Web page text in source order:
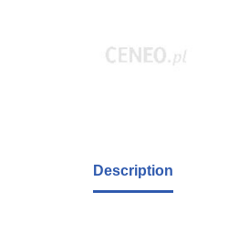
Description